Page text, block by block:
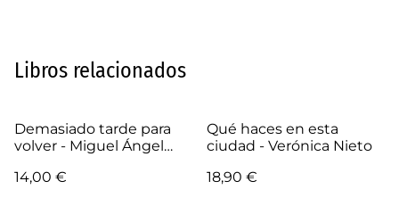
Libros relacionados
Demasiado tarde para
volver - Miguel Ángel
14,00 €
Qué haces en esta
ciudad - Verónica Nieto
18,90 €